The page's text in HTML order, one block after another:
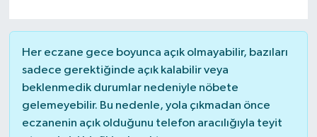
Her eczane gece boyunca açık olmayabilir, bazıları
sadece gerektiğinde açık kalabilir veya
beklenmedik durumlar nedeniyle nöbete
gelemeyebilir. Bu nedenle, yola çıkmadan önce
eczanenin açık olduğunu telefon aracılığıyla teyit